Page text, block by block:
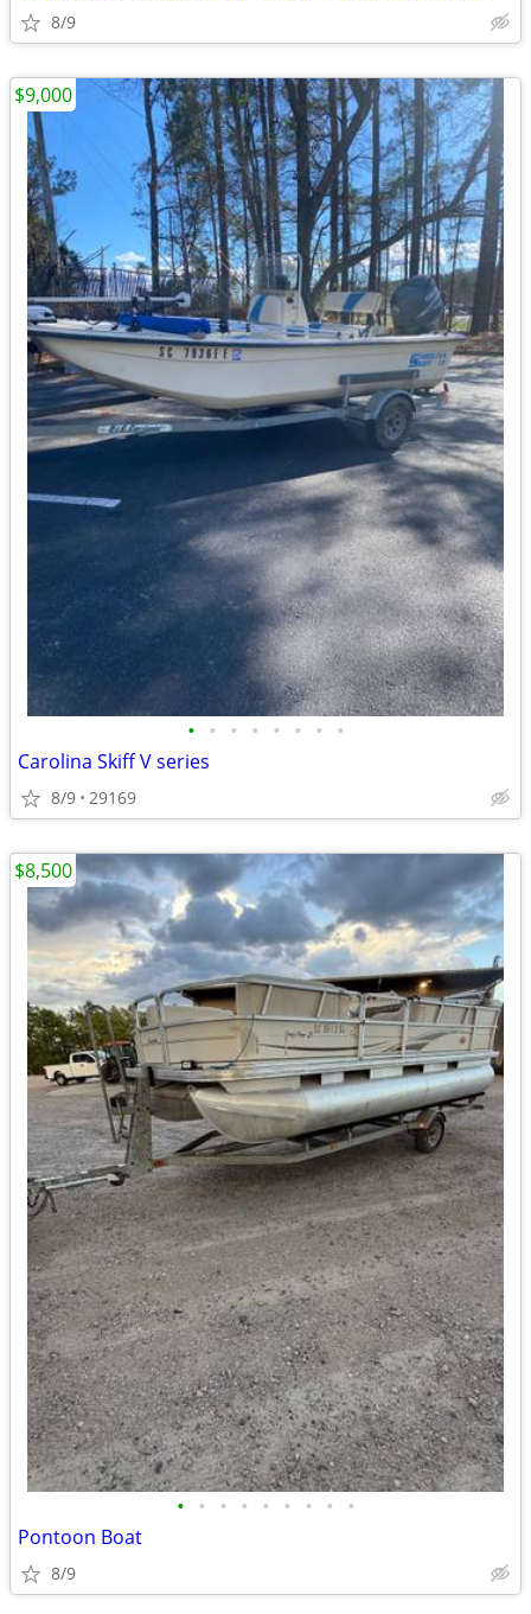
8/9
• • • • • • • •
Carolina Skiff V series
8/9 29169
$9,000
• • • • • • • • •
Pontoon Boat
8/9
$8,500